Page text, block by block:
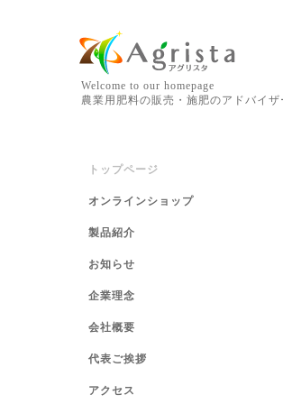
Welcome to our homepage
農業用肥料の販売・施肥のアドバイザ
トップページ
オンラインショップ
製品紹介
お知らせ
企業理念
会社概要
代表ご挨拶
アクセス